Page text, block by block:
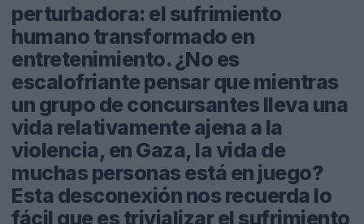
perturbadora: el sufrimiento
humano transformado en
entretenimiento. ¿No es
escalofriante pensar que mientras
un grupo de concursantes lleva una
vida relativamente ajena a la
violencia, en Gaza, la vida de
muchas personas está en juego?
Esta desconexión nos recuerda lo
fácil que es trivializar el sufrimiento